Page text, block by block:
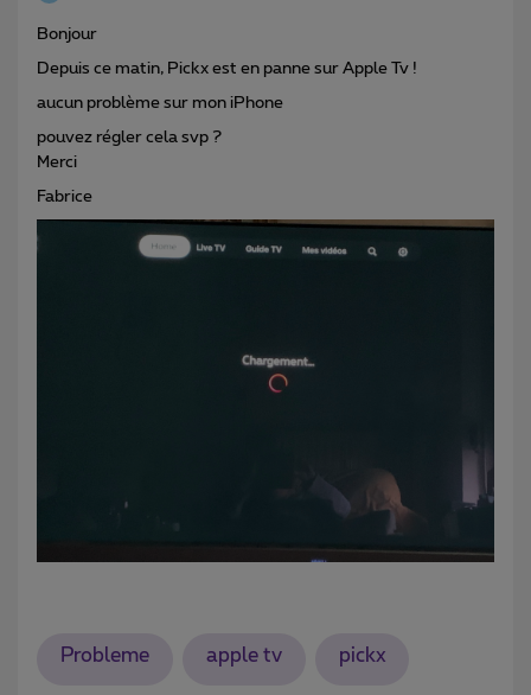
Bonjour
Depuis ce matin, Pickx est en panne sur Apple Tv !
aucun problème sur mon iPhone
pouvez régler cela svp ?
Merci
Fabrice
Probleme apple tv pickx